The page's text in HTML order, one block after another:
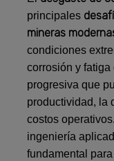
principales
mineras
condiciones
corrosión y
progresiva que
productividad, la
costos
ingeniería
fundamental